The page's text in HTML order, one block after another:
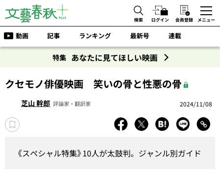
検索 ログイン 会員登録 メニュー
動画 記事 ランキング 最新号 連載
特集 あなたに見てほしい映画
クセモノ俳優映画 笑いの骨と性悪の骨
芝山 幹郎 評論家・翻訳家 2024/11/08
《スペシャル特集》10人が太鼓判。ジャンル別ガイド